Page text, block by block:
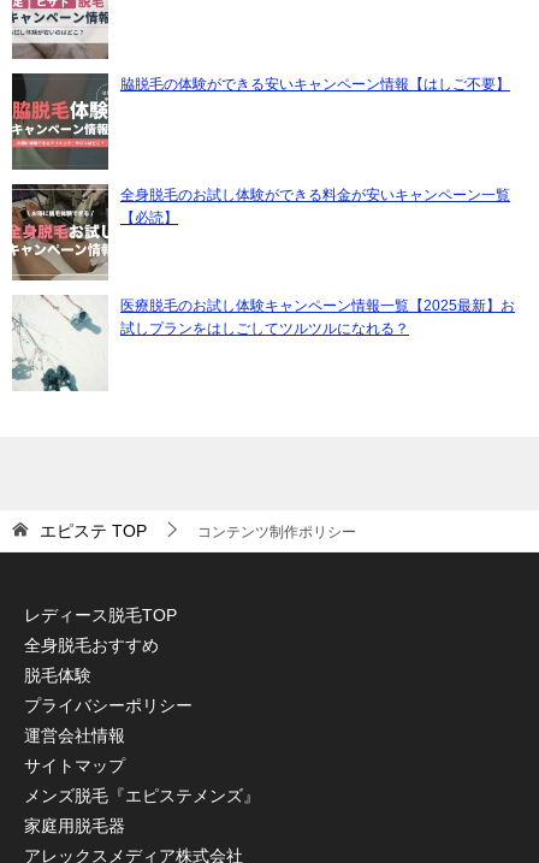
脇脱毛の体験ができる安いキャンペーン情報【はしご不要】
全身脱毛のお試し体験ができる料金が安いキャンペーン一覧
【必読】
医療脱毛のお試し体験キャンペーン情報一覧【2025最新】お
試しプランをはしごしてツルツルになれる？
エピステ TOP コンテンツ制作ポリシー
レディース脱毛TOP
全身脱毛おすすめ
脱毛体験
プライバシーポリシー
運営会社情報
サイトマップ
メンズ脱毛『エピステメンズ』
家庭用脱毛器
アレックスメディア株式会社